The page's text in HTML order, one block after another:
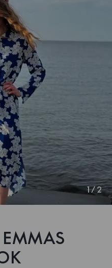
1/2